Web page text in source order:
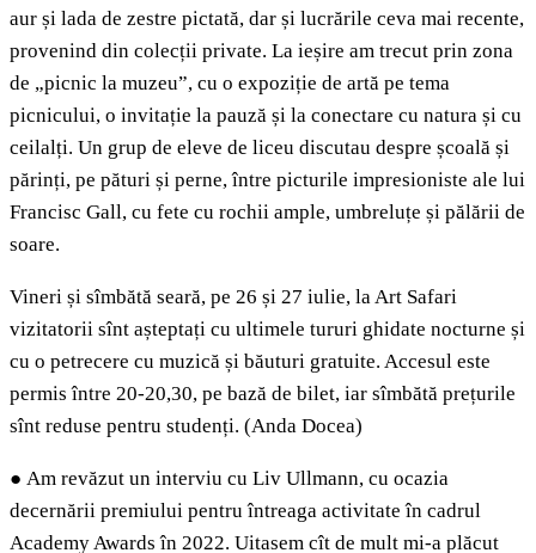
aur și lada de zestre pictată, dar și lucrările ceva mai recente,
provenind din colecții private. La ieșire am trecut prin zona
de „picnic la muzeu”, cu o expoziție de artă pe tema
picnicului, o invitație la pauză și la conectare cu natura și cu
ceilalți. Un grup de eleve de liceu discutau despre școală și
părinți, pe pături și perne, între picturile impresioniste ale lui
Francisc Gall, cu fete cu rochii ample, umbreluțe și pălării de
soare.
Vineri și sîmbătă seară, pe 26 și 27 iulie, la Art Safari
vizitatorii sînt așteptați cu ultimele tururi ghidate nocturne și
cu o petrecere cu muzică și băuturi gratuite. Accesul este
permis între 20-20,30, pe bază de bilet, iar sîmbătă prețurile
sînt reduse pentru studenți. (Anda Docea)
● Am revăzut un interviu cu Liv Ullmann, cu ocazia
decernării premiului pentru întreaga activitate în cadrul
Academy Awards în 2022. Uitasem cît de mult mi-a plăcut